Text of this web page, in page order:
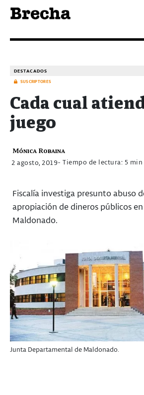
DESTACADOS
SUSCRIPTORES
Cada cual
juego
Mónica Robaina
2 agosto, 2019- Tiempo de lectura: 5 min
Fiscalía investiga presunto abuso
apropiación de dineros públicos
Maldonado.
Junta Departamental de Maldonado.